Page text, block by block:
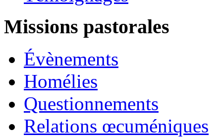
Missions pastorales
Évènements
Homélies
Questionnements
Relations œcuméniques